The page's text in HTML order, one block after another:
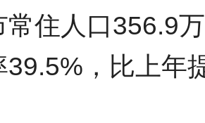
常住人口356.9
39.5%，比上年